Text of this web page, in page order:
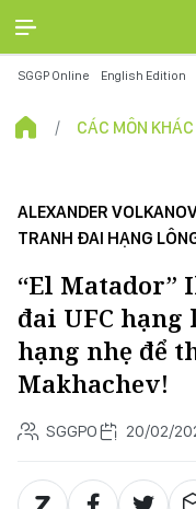
SGGP Online English Edition
CÁC MÔN KHÁC
ALEXANDER
TRANH ĐAI HẠNG
“El Matador”
đai UFC hạng
hạng nhẹ để
Makhachev!
SGGPO 20/02/